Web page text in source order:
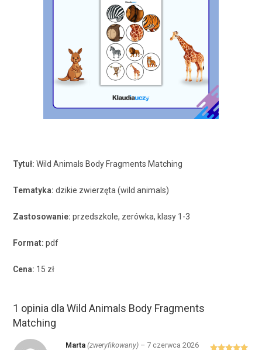
Tytuł:Wild Animals Body Fragments Matching
Tematyka: dzikie zwierzęta (wild animals)
Zastosowanie: przedszkole, zerówka, klasy 1-3
Format: pdf
Cena: 15 zł
1 opinia dlaWild Animals Body Fragments
Matching
Marta(zweryfikowany) – 7 czerwca 2026